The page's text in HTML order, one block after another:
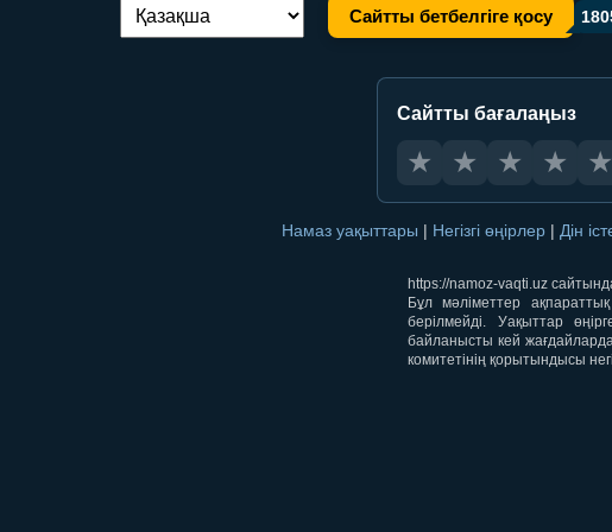
Тілді ауыстыру: Сайтты бетбелгіге қосу
Сайтты бағалаңыз
★ ★ ★ ★ ★
Намаз уақыттары | Негізгі өңірлер | Дін
https://namoz-vaqti.uz
Бұл мәліметтер
берілмейді. Уақыттар
байланысты кей
комитетінің қорытындысы